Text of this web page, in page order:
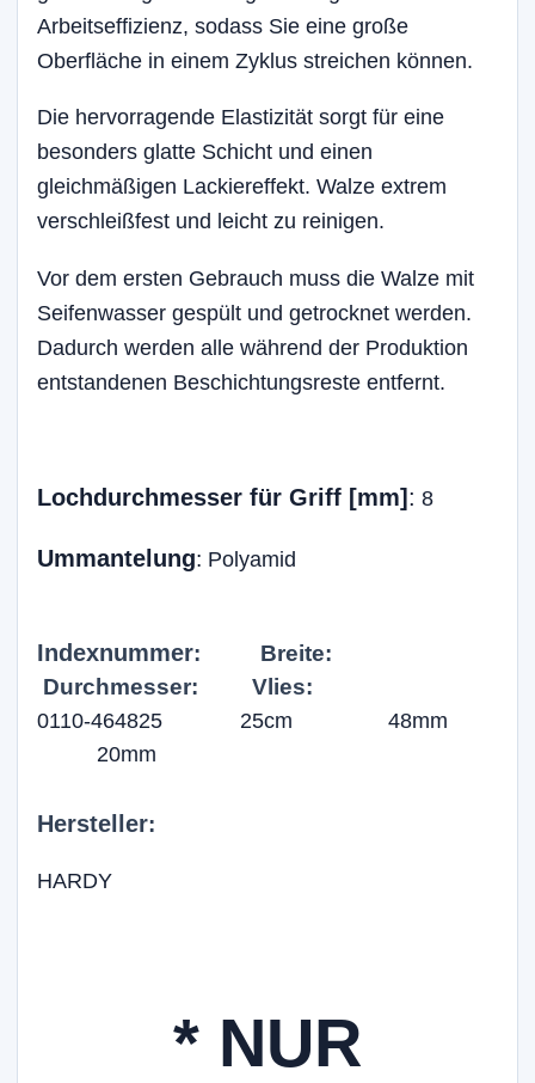
Arbeitseffizienz, sodass Sie eine große
Oberfläche in einem Zyklus streichen können.
Die hervorragende Elastizität sorgt für eine
besonders glatte Schicht und einen
gleichmäßigen Lackiereffekt. Walze extrem
verschleißfest und leicht zu reinigen.
Vor dem ersten Gebrauch muss die Walze mit
Seifenwasser gespült und getrocknet werden.
Dadurch werden alle während der Produktion
entstandenen Beschichtungsreste entfernt.
Lochdurchmesser für Griff [mm] : 8
Ummantelung: Polyamid
Indexnummer: Breite:
Durchmesser: Vlies:
0110-464825
25cm 48mm
20mm
Hersteller:
HARDY
* NUR